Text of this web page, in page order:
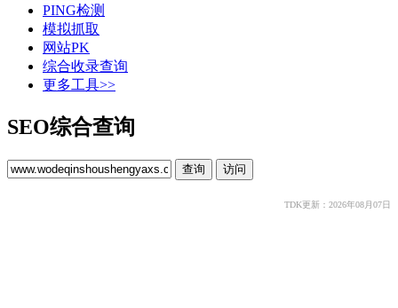
PING检测
模拟抓取
网站PK
综合收录查询
更多工具>>
SEO综合查询
TDK更新：2026年08月07日